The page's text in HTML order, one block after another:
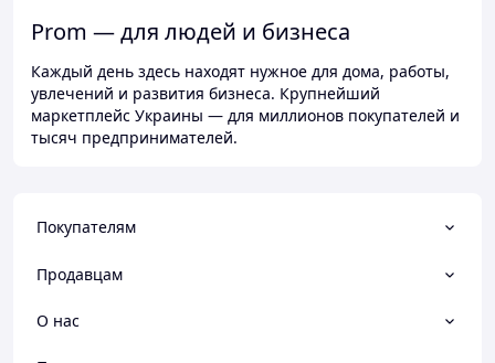
Prom — для людей и бизнеса
Каждый день здесь находят нужное для дома, работы,
увлечений и развития бизнеса. Крупнейший
маркетплейс Украины — для миллионов покупателей и
тысяч предпринимателей.
Покупателям
Продавцам
О нас